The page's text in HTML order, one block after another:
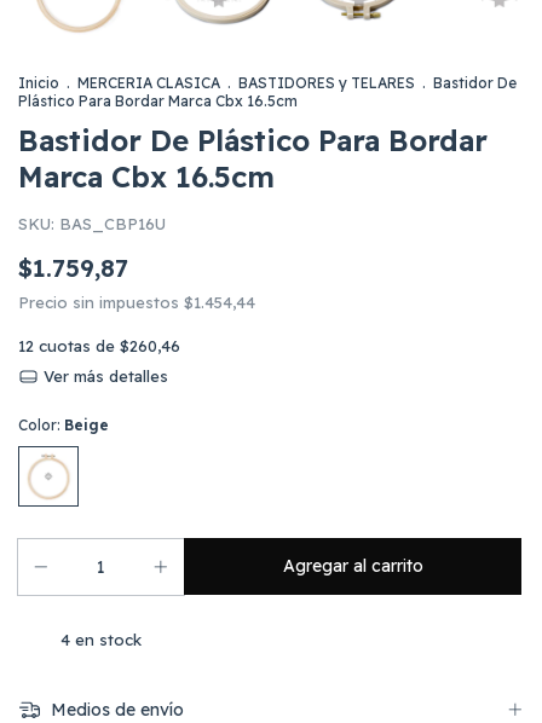
Inicio . MERCERIA CLASICA . BASTIDORES y TELARES . Bastidor De
Plástico Para Bordar Marca Cbx 16.5cm
Bastidor De Plástico Para Bordar
Marca Cbx 16.5cm
SKU: BAS_CBP16U
$1.759,87
Precio sin impuestos $1.454,44
12 cuotas de $260,46
Ver más detalles
Color: Beige
4 en stock
Medios de envío